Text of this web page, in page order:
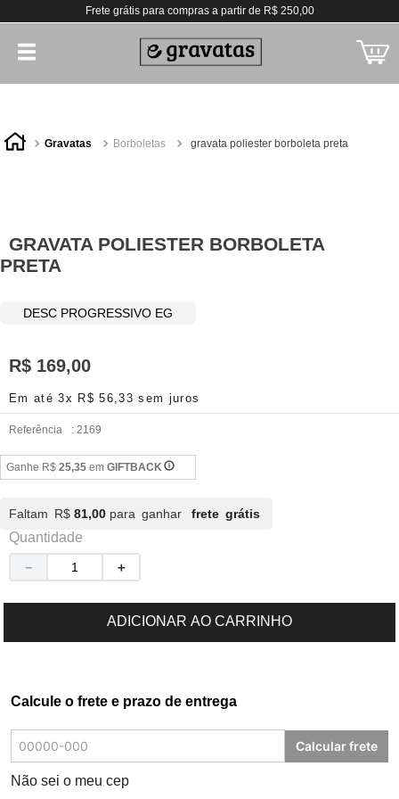
Frete grátis para compras a partir de R$ 250,00
gravatas borboletas gravata poliester borboleta preta
GRAVATA POLIESTER BORBOLETA
PRETA
DESC PROGRESSIVO EG
R$ 169,00
Em até3x R$ 56,33 sem juros
Referência : 2169
Ganhe R$ 25,35 em GIFTBACK
Faltam R$ 81,00 para ganhar frete grátis
Quantidade
＋
－
ADICIONAR AO CARRINHO
Calcule o frete e prazo de entrega
Calcular frete
Não sei o meu cep